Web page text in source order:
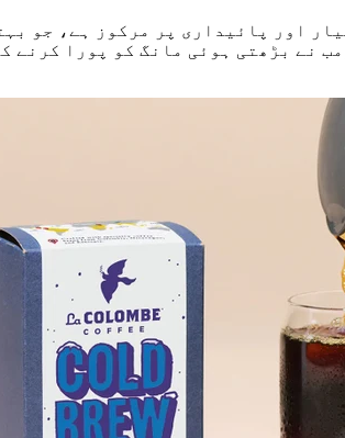
اور پائیداری پر مرکوز ہے، جو
نے بڑھتی ہوئی مانگ کو پورا